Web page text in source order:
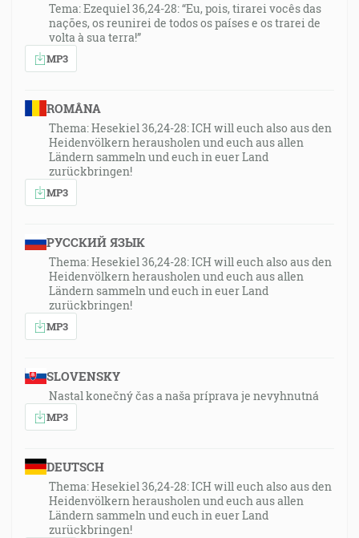
Tema: Ezequiel 36,24-28: “Eu, pois, tirarei vocês das
nações, os reunirei de todos os países e os trarei de
volta à sua terra!”
MP3
ROMÂNA
Thema: Hesekiel 36,24-28: ICH will euch also aus den
Heidenvölkern herausholen und euch aus allen
Ländern sammeln und euch in euer Land
zurückbringen!
MP3
РУССКИЙ ЯЗЫК
Thema: Hesekiel 36,24-28: ICH will euch also aus den
Heidenvölkern herausholen und euch aus allen
Ländern sammeln und euch in euer Land
zurückbringen!
MP3
SLOVENSKY
Nastal konečný čas a naša príprava je nevyhnutná
MP3
DEUTSCH
Thema: Hesekiel 36,24-28: ICH will euch also aus den
Heidenvölkern herausholen und euch aus allen
Ländern sammeln und euch in euer Land
zurückbringen!